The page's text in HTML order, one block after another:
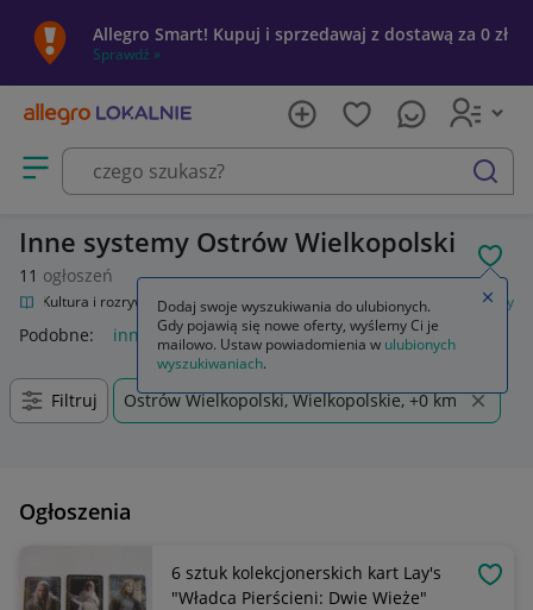
Allegro Smart! Kupuj i sprzedawaj z dostawą za 0 zł
Sprawdź »
Otwórz menu z kategoriami
szukaj
Inne systemy Ostrów Wielkopolski
11 ogłoszeń
Kultura i rozrywka Gry Karciane Kolekcjonerskie Inne systemy
Podobne: inne systemy
Filtruj Ostrów Wielkopolski, Wielkopolskie, +0 km
Ogłoszenia
6 sztuk kolekcjonerskich kart Lay's
"Władca Pierścieni: Dwie Wieże"
Dodaj swoje wyszukiwania do ulubionych.
Gdy pojawią się nowe oferty, wyślemy Ci je
mailowo. Ustaw powiadomienia w ulubionych
wyszukiwaniach.